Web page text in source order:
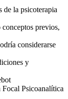
de la psicoterapia
previos,
considerarse
y
Psicoanalítica